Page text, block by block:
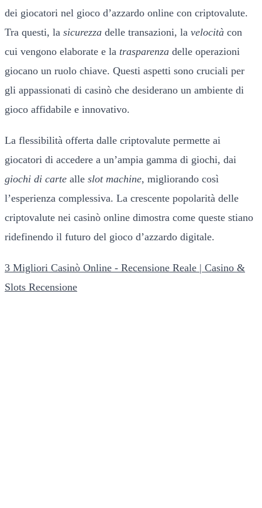
dei giocatori nel gioco d’azzardo online con criptovalute.
Tra questi, la sicurezza delle transazioni, la velocità con
cui vengono elaborate e la trasparenza delle operazioni
giocano un ruolo chiave. Questi aspetti sono cruciali per
gli appassionati di casinò che desiderano un ambiente di
gioco affidabile e innovativo.
La flessibilità offerta dalle criptovalute permette ai
giocatori di accedere a un’ampia gamma di giochi, dai
giochi di carte alle slot machine, migliorando così
l’esperienza complessiva. La crescente popolarità delle
criptovalute nei casinò online dimostra come queste stiano
ridefinendo il futuro del gioco d’azzardo digitale.
3 Migliori Casinò Online - Recensione Reale | Casino &
Slots Recensione